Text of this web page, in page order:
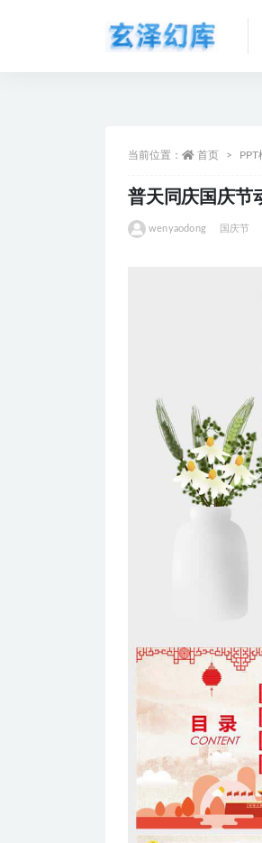
当前位置： 首页 PPT
普天同庆国庆节
wenyaodong 国庆节